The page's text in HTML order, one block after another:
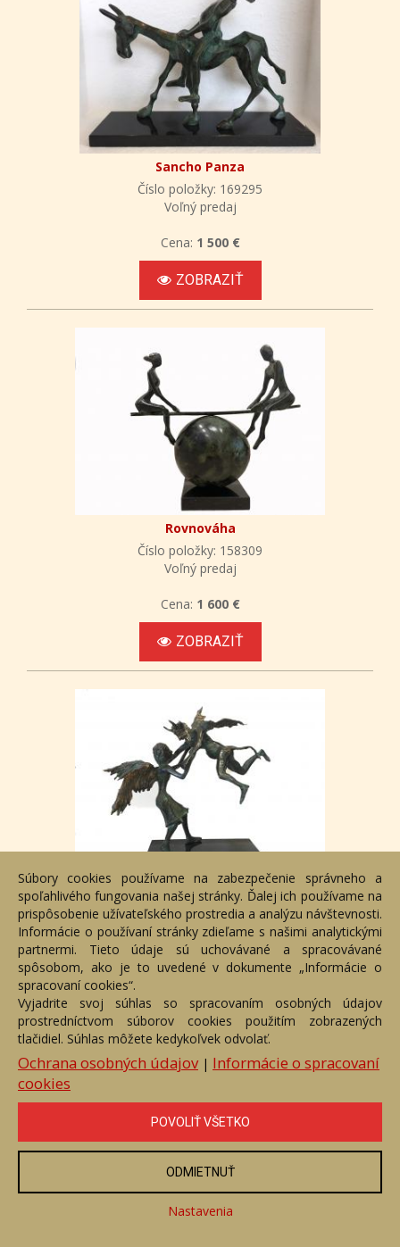
Sancho Panza
Číslo položky: 169295
Voľný predaj
Cena: 1 500 €
ZOBRAZIŤ
Rovnováha
Číslo položky: 158309
Voľný predaj
Cena: 1 600 €
ZOBRAZIŤ
Pokušenie
Číslo položky: 110542
Voľný predaj
Cena:1 490 €
ZOBRAZIŤ
Súbory cookies používame na zabezpečenie správneho a
spoľahlivého fungovania našej stránky. Ďalej ich používame na
prispôsobenie užívateľského prostredia a analýzu návštevnosti.
Informácie o používaní stránky zdieľame s našimi analytickými
partnermi. Tieto údaje sú uchovávané a spracovávané
spôsobom, ako je to uvedené v dokumente „Informácie o
spracovaní cookies“.
Vyjadrite svoj súhlas so spracovaním osobných údajov
prostredníctvom súborov cookies použitím zobrazených
tlačidiel. Súhlas môžete kedykoľvek odvolať.
Ochrana osobných údajov| Informácie o spracovaní
cookies
POVOLIŤ VŠETKO
ODMIETNUŤ
Nastavenia